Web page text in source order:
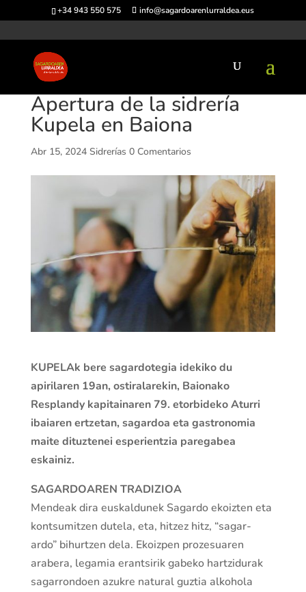
+34 943 550 575 info@sagardoarenlurraldea.eus
Apertura de la sidrería
Kupela en Baiona
Abr 15, 2024 Sidrerías 0 Comentarios
KUPELAk bere sagardotegia idekiko du
apirilaren 19an, ostiralarekin, Baionako
Resplandy kapitainaren 79. etorbideko Aturri
ibaiaren ertzetan, sagardoa eta gastronomia
maite dituztenei esperientzia paregabea
eskainiz.
SAGARDOAREN TRADIZIOA
Mendeak dira euskaldunek Sagardo ekoizten eta
kontsumitzen dutela, eta, hitzez hitz, “sagar-
ardo” bihurtzen dela. Ekoizpen prozesuaren
arabera, legamia erantsirik gabeko hartzidurak
sagarrondoen azukre natural guztia alkohola